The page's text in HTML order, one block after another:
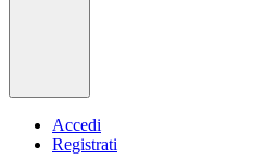
Accedi
Registrati